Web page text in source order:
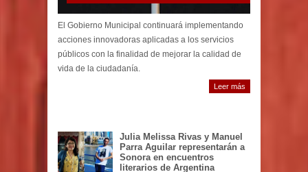
en 12 bulevares de Hermosillo
El Gobierno Municipal continuará implementando
acciones innovadoras aplicadas a los servicios
públicos con la finalidad de mejorar la calidad de
Leer más
Julia Melissa Rivas y Manuel
Parra Aguilar representarán a
Sonora en encuentros